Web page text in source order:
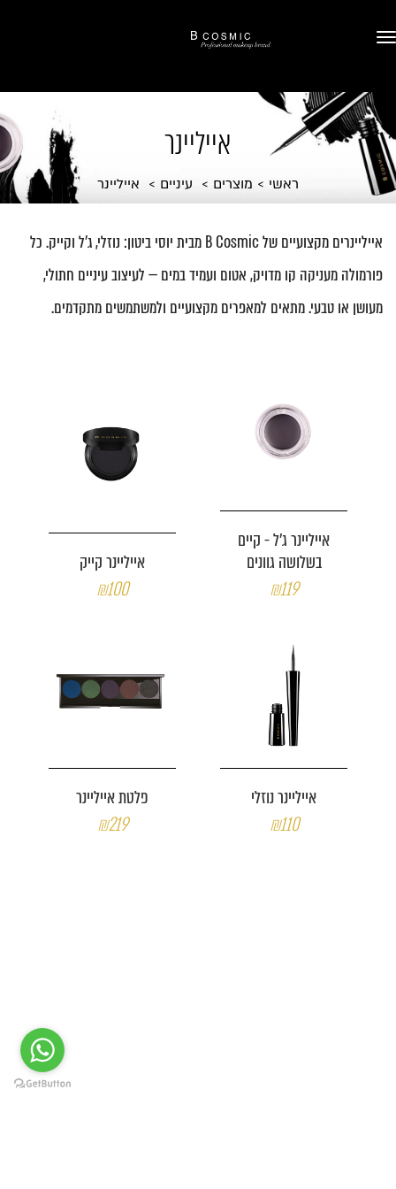
אייליינר
ראשי מוצרים עיניים אייליינר
אייליינרים מקצועיים של B Cosmic מבית יוסי ביטון: נוזלי, ג'ל וקייק. כל
פורמולה מעניקה קו מדויק, אטום ועמיד במים — לעיצוב עיניים חתולי,
מעושן או טבעי. מתאים למאפרים מקצועיים ולמשתמשים מתקדמים.
אייליינר ג'ל - קיים
בשלושה גוונים
₪119
אייליינר קייק
₪100
אייליינר נוזלי
₪110
פלטת אייליינר
₪219